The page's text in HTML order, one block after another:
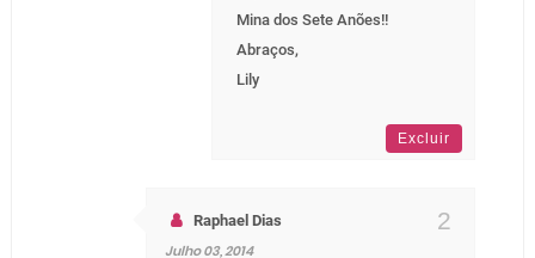
Mina dos Sete Anões!!
Abraços,
Lily
Excluir
Raphael Dias
Julho 03, 2014